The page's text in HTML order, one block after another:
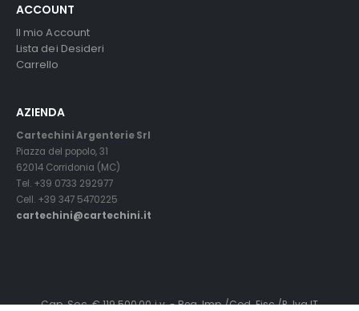
ACCOUNT
Il mio Account
Lista dei Desideri
Carrello
AZIENDA
Cartechini Argenterie Srl
Piazza del popolo, 31
62014 Corridonia (MC)
Tel. +39 0733 292977
Cell. +39 347 5470225
cartechini@cartechini.it
Cap. Soc. € 119.500,00 i.v. - Reg. Imp./Cod. Fisc./P. Iva IT